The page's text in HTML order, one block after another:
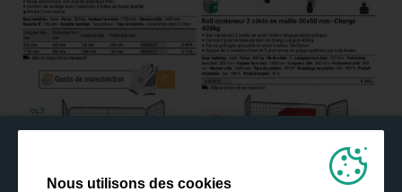
Nous utilisons des cookies